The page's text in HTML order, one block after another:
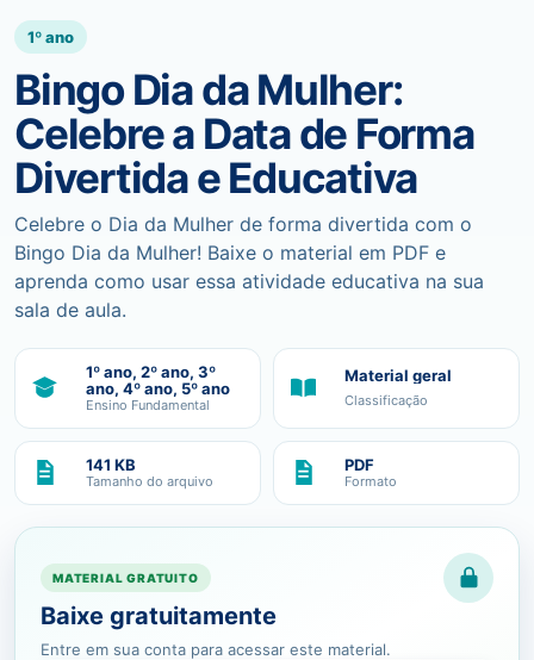
1º ano
Bingo Dia da Mulher:
Celebre a Data de Forma
Divertida e Educativa
Celebre o Dia da Mulher de forma divertida com o
Bingo Dia da Mulher! Baixe o material em PDF e
aprenda como usar essa atividade educativa na sua
sala de aula.
1º ano, 2º ano, 3º
ano, 4º ano, 5º ano
Ensino Fundamental
Material geral
Classificação
141 KB
Tamanho do arquivo
PDF
Formato
MATERIAL GRATUITO
Baixe gratuitamente
Entre em sua conta para acessar este material.